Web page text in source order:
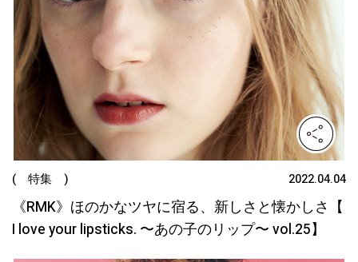
( 特集 ) 2022.04.04
《RMK》ほのかなツヤに宿る、新しさと懐かしさ【
I love your lipsticks. 〜あの子のリップ〜 vol.25】